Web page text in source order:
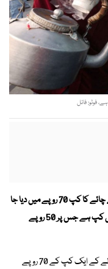
بھارت میں ریلوے انتظامیہ کی جانب سے چائے کا کپ 70 روپے میں دیا جا
رہا ہے جب کہ چائے کی ایک پیالی قیمت 20 روپے فی کپ ہے جس پر 50 روپے
بھارتی میڈیا کے مطابق ریلوے نے ایک مسافر سے چائے کے ایک کپ کے 70 روپے